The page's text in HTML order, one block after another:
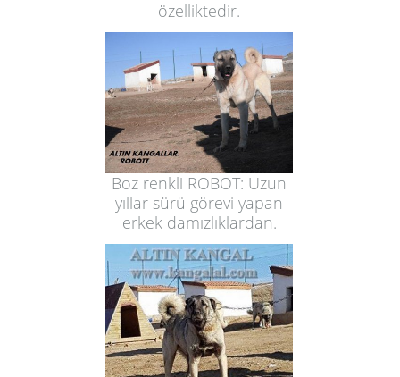
özelliktedir.
Boz renkli ROBOT: Uzun
yıllar sürü görevi yapan
erkek damızlıklardan.